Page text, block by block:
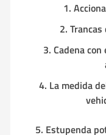
1.
2.
3. Cadena
4. La medida
5. Estupenda